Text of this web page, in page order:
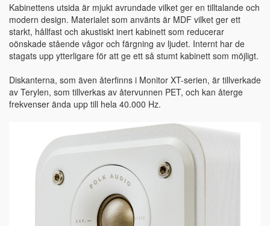
Kabinettens utsida är mjukt avrundade vilket ger en tilltalande och
modern design. Materialet som använts är MDF vilket ger ett
starkt, hållfast och akustiskt inert kabinett som reducerar
oönskade stående vågor och färgning av ljudet. Internt har de
stagats upp ytterligare för att ge ett så stumt kabinett som möjligt.
Diskanterna, som även återfinns i Monitor XT-serien, är tillverkade
av Terylen, som tillverkas av återvunnen PET, och kan återge
frekvenser ända upp till hela 40.000 Hz.